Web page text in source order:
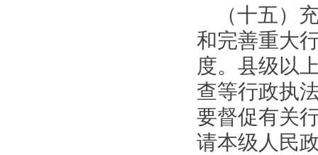
（十五）
和完善重大
度。县级以
查等行政执
要督促有关
请本级人民